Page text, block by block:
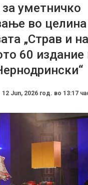
уметничко
во целина
„Страв и
60
12 Jun, 2026 год. во 13:17